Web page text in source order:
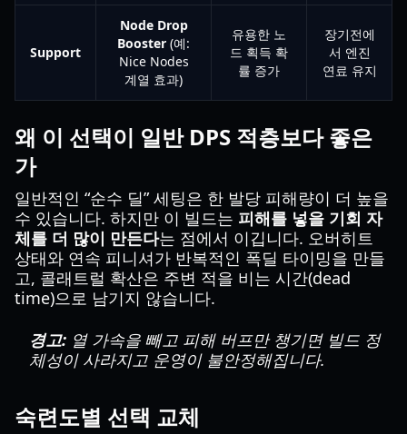
Support
Node Drop
Booster (예:
Nice Nodes
계열 효과)
유용한 노
드 획득 확
률 증가
장기전에
서 엔진
연료 유지
왜 이 선택이 일반 DPS 적층보다 좋은
가
일반적인 “순수 딜” 세팅은 한 발당 피해량이 더 높을
수 있습니다. 하지만 이 빌드는 피해를 넣을 기회 자
체를 더 많이 만든다는 점에서 이깁니다. 오버히트
상태와 연속 피니셔가 반복적인 폭딜 타이밍을 만들
고, 콜래트럴 확산은 주변 적을 비는 시간(dead
time)으로 남기지 않습니다.
경고: 열 가속을 빼고 피해 버프만 챙기면 빌드 정
체성이 사라지고 운영이 불안정해집니다.
숙련도별 선택 교체